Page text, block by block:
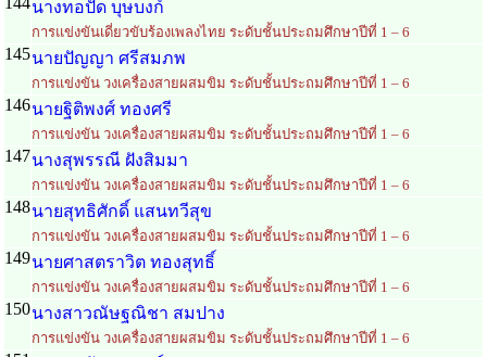
นางทอปัด บุษบงก์
การแข่งขันเดี่ยวขับร้องเพลงไทย ระดับชั้นประถมศึกษาปีที่ 1 – 6
145นายปัญญา ศรีสมภพ
การแข่งขัน วงเครื่องสายผสมขิม ระดับชั้นประถมศึกษาปีที่ 1 – 6
146นายฐิติพงศ์ ทองศรี
การแข่งขัน วงเครื่องสายผสมขิม ระดับชั้นประถมศึกษาปีที่ 1 – 6
147นางสุพรรณี ฝังสิมมา
การแข่งขัน วงเครื่องสายผสมขิม ระดับชั้นประถมศึกษาปีที่ 1 – 6
148นายสุทธิศักดิ์ แสนทวีสุข
การแข่งขัน วงเครื่องสายผสมขิม ระดับชั้นประถมศึกษาปีที่ 1 – 6
149นายศาสตราวิต ทองสุทธิ์
การแข่งขัน วงเครื่องสายผสมขิม ระดับชั้นประถมศึกษาปีที่ 1 – 6
150นางสาวณัษฐณิชา สมปาง
การแข่งขัน วงเครื่องสายผสมขิม ระดับชั้นประถมศึกษาปีที่ 1 – 6